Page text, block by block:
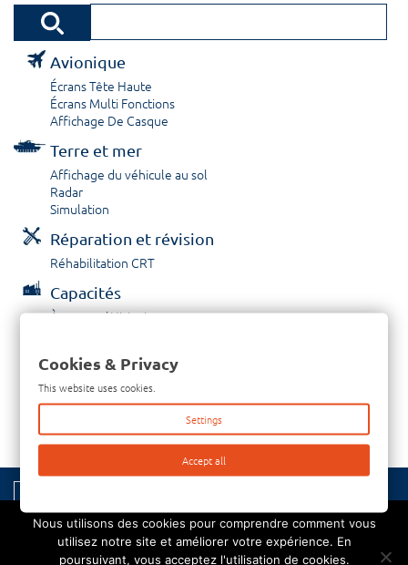
Avionique
Écrans Tête Haute
Écrans Multi Fonctions
Affichage De Casque
Terre et mer
Affichage du véhicule au sol
Radar
Simulation
Réparation et révision
Réhabilitation CRT
Capacités
À propos / Historique
Contactez nous
Tél: +33-380-600-290
Télécopieur: +33-380-600-294
Nous utilisons des cookies pour comprendre comment vous
utilisez notre site et améliorer votre expérience. En
poursuivant, vous acceptez l'utilisation de cookies.
Cookies & Privacy
This website uses cookies.
Settings
Accept all